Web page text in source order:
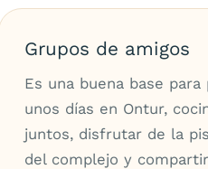
Grupos de amigos
Es una buena base para
unos días en Ontur,
juntos, disfrutar de la
del complejo y compartir